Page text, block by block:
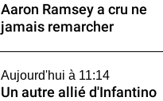
Aaron Ramsey a cru ne
jamais remarcher
Aujourd'hui à 11:14
Un autre allié d'Infantino